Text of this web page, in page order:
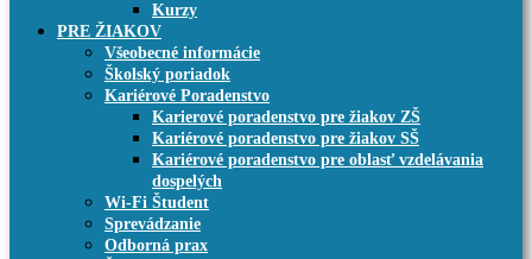
Kurzy
PRE ŽIAKOV
Všeobecné informácie
Školský poriadok
Kariérové Poradenstvo
Karierové poradenstvo pre žiakov ZŠ
Kariérové poradenstvo pre žiakov SŠ
Kariérové poradenstvo pre oblasť vzdelávania
dospelých
Wi-Fi Študent
Sprevádzanie
Odborná prax